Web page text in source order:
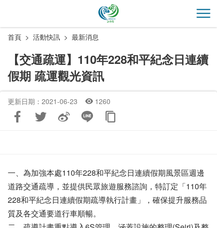
主
開
首頁 活動快訊 最新消息
【交通疏運】110年228和平紀念日連續
假期 疏運觀光資訊
更新日期：2021-06-23 1260
一、為加強本處110年228和平紀念日連續假期風景區週邊
道路交通疏導，並提供民眾旅遊服務諮詢，特訂定「110年
228和平紀念日連續假期疏導執行計畫」，確保提升服務品
質及各交通要道行車順暢。